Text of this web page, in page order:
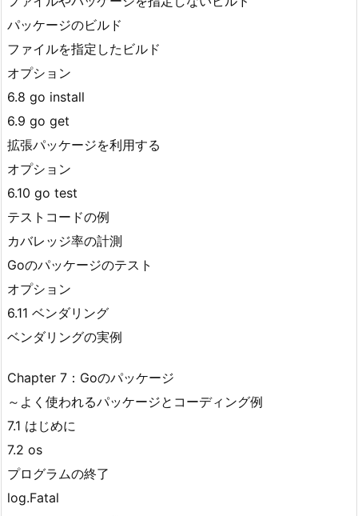
パッケージのビルド
ファイルを指定したビルド
オプション
6.8 go install
6.9 go get
拡張パッケージを利用する
オプション
6.10 go test
テストコードの例
カバレッジ率の計測
Goのパッケージのテスト
オプション
6.11 ベンダリング
ベンダリングの実例
Chapter 7：Goのパッケージ
～よく使われるパッケージとコーディング例
7.1 はじめに
7.2 os
プログラムの終了
log.Fatal